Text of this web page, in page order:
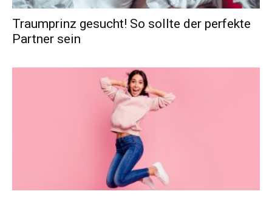
Traumprinz gesucht! So sollte der perfekte
Partner sein